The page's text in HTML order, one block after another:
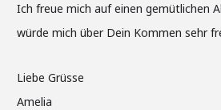
Ich freue mich auf einen gemütlichen
würde mich über Dein Kommen sehr
Liebe Grüsse
Amelia